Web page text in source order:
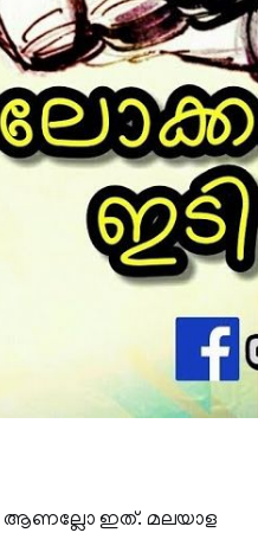
ആണല്ലോ ഇത്. മലയാള